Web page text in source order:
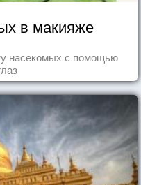
в макияже
насекомых с помощью